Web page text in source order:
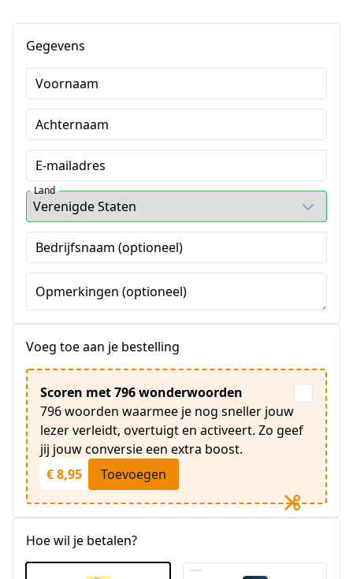
Gegevens
Voornaam
Achternaam
E-mailadres
Land
Bedrijfsnaam (optioneel)
Opmerkingen (optioneel)
Voeg toe aan je bestelling
Scoren met 796 wonderwoorden
796 woorden waarmee je nog sneller jouw
lezer verleidt, overtuigt en activeert. Zo geef
jij jouw conversie een extra boost.
€ 8,95
Toevoegen
Hoe wil je betalen?